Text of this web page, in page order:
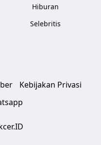
Hiburan
Selebritis
Kebijakan Privasi